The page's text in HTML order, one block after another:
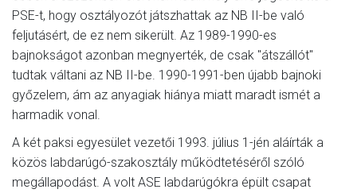
PSE-t, hogy osztályozót játszhattak az NB II-be való
feljutásért, de ez nem sikerült. Az 1989-1990-es
bajnokságot azonban megnyerték, de csak "átszállót"
tudtak váltani az NB II-be. 1990-1991-ben újabb bajnoki
győzelem, ám az anyagiak hiánya miatt maradt ismét a
harmadik vonal.
A két paksi egyesület vezetői 1993. július 1-jén aláírták a
közös labdarúgó-szakosztály működtetéséről szóló
megállapodást. A volt ASE labdarúgókra épült csapat